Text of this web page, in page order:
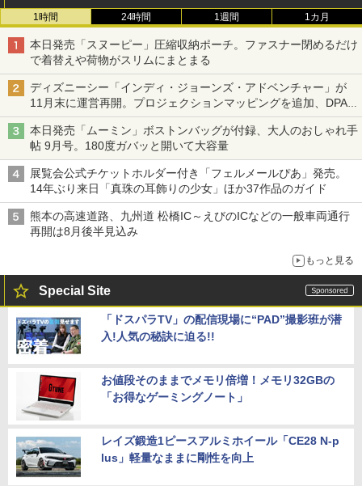
1時間 24時間 1週間 1カ月
本日発売「スヌーピー」圧縮収納ポーチ。ファスナー閉めるだけ
で着替えや荷物がスリムにまとまる
ディズニーシー「インディ・ジョーンズ・アドベンチャー」が
11月末に運営再開。プロジェクションマッピングを追加、DPA
は1500円
本日発売「ムーミン」ボストンバッグが付録、大人のおしゃれ手
帖 9月号。180度ガバッと開いて大容量
展覧会公式チケットホルダー付き「フェルメールぴあ」発売。
14年ぶり来日「真珠の耳飾りの少女」ほか37作品のガイド
熊本の高速道路、九州道 松橋IC～えびのICなどの一般車両通行
再開は8月後半見込み
もっと見る
Special Site
「ドスパラTV」の配信現場に“PAD”撮影班が潜
入!人気の秘訣に迫る!!
お値段そのままでメモリ倍増！メモリ32GBの
「お得なゲーミングノート」
レイズ鍛造1ピースアルミホイール「CE28 N-p
lus」軽量なままに剛性を向上